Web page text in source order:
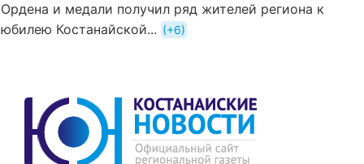
Ордена и медали получил ряд жителей региона к
юбилею Костанайской...
+6